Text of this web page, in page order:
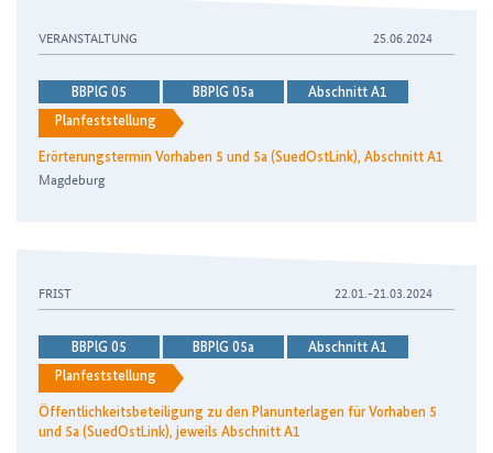
VERANSTALTUNG 25.06.2024
BBPlG 05 BBPlG 05a
Abschnitt A1
Planfeststellung
Erörterungstermin Vorhaben 5 und 5a (SuedOstLink), Abschnitt A1
Magdeburg
FRIST 22.01.-21.03.2024
BBPlG 05 BBPlG 05a
Abschnitt A1
Planfeststellung
Öffentlichkeitsbeteiligung zu den Planunterlagen für Vorhaben 5
und 5a (SuedOstLink), jeweils Abschnitt A1